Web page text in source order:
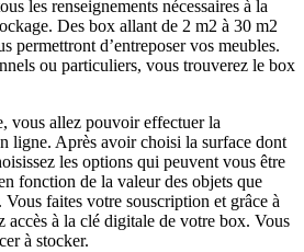
les renseignements nécessaires à la
Des box allant de 2 m2 à 30 m2
permettront d’entreposer vos meubles.
ou particuliers, vous trouverez le box
vous allez pouvoir effectuer la
ligne. Après avoir choisi la surface dont
les options qui peuvent vous être
fonction de la valeur des objets que
Vous faites votre souscription et grâce à
accès à la clé digitale de votre box. Vous
à stocker.